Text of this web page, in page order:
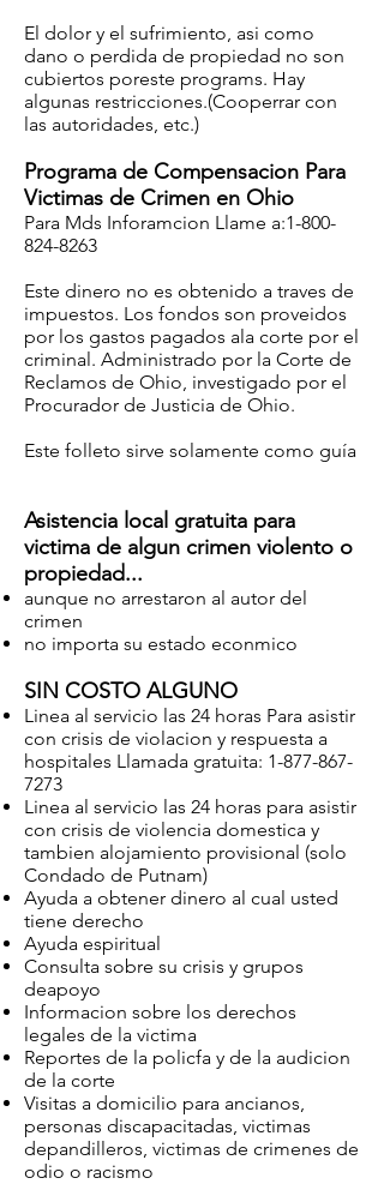
El dolor y el sufrimiento, asi como
dano o perdida de propiedad no son
cubiertos poreste programs. Hay
algunas restricciones.(Cooperrar con
las autoridades, etc.)
Programa de Compensacion Para
Victimas de Crimen en Ohio
Para Mds Inforamcion Llame a:1-800-
824-8263
Este dinero no es obtenido a traves de
impuestos. Los fondos son proveidos
por los gastos pagados ala corte por el
criminal. Administrado por la Corte de
Reclamos de Ohio, investigado por el
Procurador de Justicia de Ohio.
Este folleto sirve solamente como guía
Asistencia local gratuita para
victima de algun crimen violento o
propiedad...
aunque no arrestaron al autor del
crimen
no importa su estado econmico
SIN COSTO ALGUNO
Linea al servicio las 24 horas Para asistir
con crisis de violacion y respuesta a
hospitales Llamada gratuita: 1-877-867-
7273
Linea al servicio las 24 horas para asistir
con crisis de violencia domestica y
tambien alojamiento provisional (solo
Condado de Putnam)
Ayuda a obtener dinero al cual usted
tiene derecho
Ayuda espiritual
Consulta sobre su crisis y grupos
deapoyo
Informacion sobre los derechos
legales de la victima
Reportes de la policfa y de la audicion
de la corte
Visitas a domicilio para ancianos,
personas discapacitadas, victimas
depandilleros, victimas de crimenes de
odio o racismo